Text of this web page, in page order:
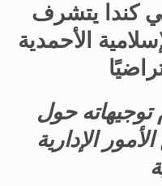
كندا يتشرف
الأحمدية
حول
الإدارية